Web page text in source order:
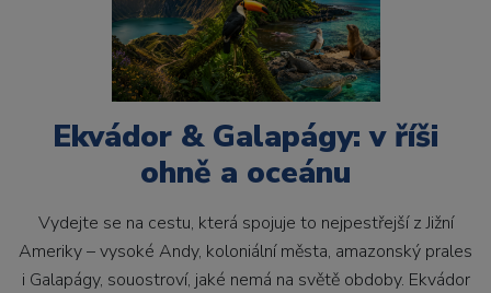
Ekvádor & Galapágy: v říši
ohně a oceánu
Vydejte se na cestu, která spojuje to nejpestřejší z Jižní
Ameriky – vysoké Andy, koloniální města, amazonský prales
i Galapágy, souostroví, jaké nemá na světě obdoby. Ekvádor